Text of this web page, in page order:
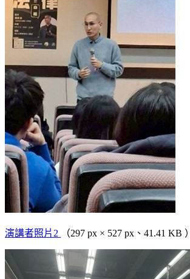
演講者照片2 （297 px × 527 px、41.41 KB ）